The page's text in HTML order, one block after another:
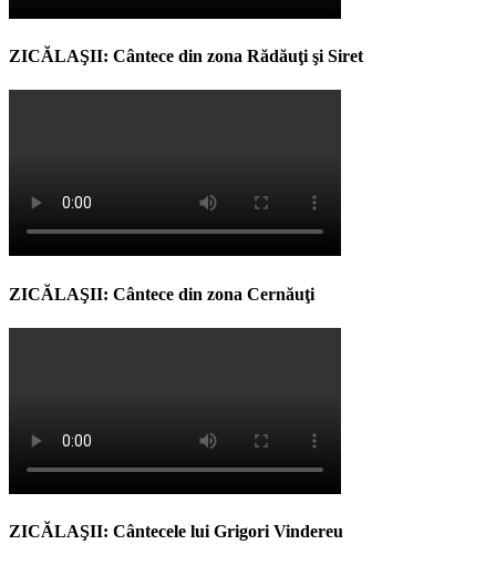
ZICĂLAŞII: Cântece din zona Rădăuţi şi Siret
ZICĂLAŞII: Cântece din zona Cernăuţi
ZICĂLAŞII: Cântecele lui Grigori Vindereu